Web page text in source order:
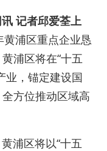
记者邱爱荃上
浦区重点企业恳
浦区将在“十五
业，锚定建设国
方位推动区域高
浦区将以“十五